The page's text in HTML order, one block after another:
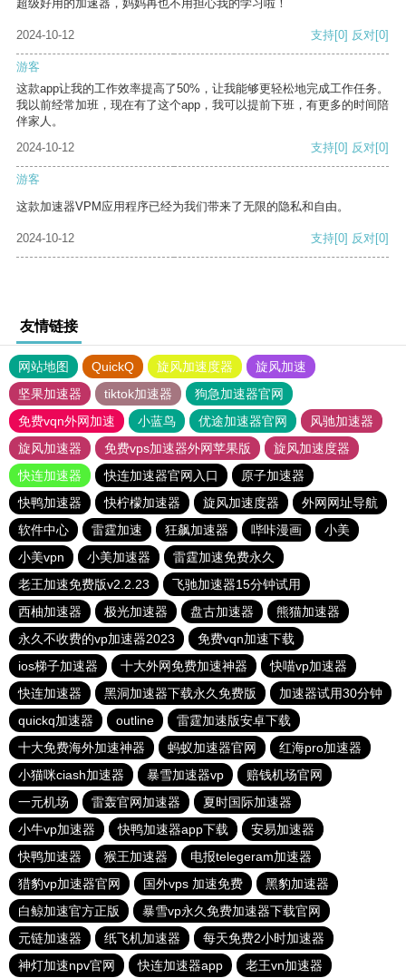
超级好用的加速器，妈妈再也不用担心我的学习啦！
2024-10-12 支持[0] 反对[0]
游客
这款app让我的工作效率提高了50%，让我能够更轻松地完成工作任务。
我以前经常加班，现在有了这个app，我可以提前下班，有更多的时间陪
伴家人。
2024-10-12
支持[0] 反对[0]
游客
这款加速器VPM应用程序已经为我们带来了无限的隐私和自由。
2024-10-12 支持[0] 反对[0]
友情链接
网站地图 QuickQ 旋风加速度器
旋风加速
坚果加速器
tiktok加速器
狗急加速器官网
免费vqn外网加速
小蓝鸟 优途加速器官网
风驰加速器
旋风加速器
免费vps加速器外网苹果版
旋风加速度器
快连加速器
快连加速器官网入口
原子加速器
快鸭加速器
快柠檬加速器 旋风加速度器
外网网址导航
软件中心
雷霆加速 狂飙加速器 哔咔漫画
小美
小美vpn
小美加速器
雷霆加速免费永久
老王加速免费版v2.2.23
飞驰加速器15分钟试用
西柚加速器
极光加速器 盘古加速器
熊猫加速器
永久不收费的vp加速器2023
免费vqn加速下载
ios梯子加速器
十大外网免费加速神器
快喵vp加速器
快连加速器
黑洞加速器下载永久免费版
加速器试用30分钟
quickq加速器
outline
雷霆加速版安卓下载
十大免费海外加速神器
蚂蚁加速器官网
红海pro加速器
小猫咪ciash加速器
暴雪加速器vp
赔钱机场官网
一元机场
雷轰官网加速器
夏时国际加速器
小牛vp加速器
快鸭加速器app下载
安易加速器
快鸭加速器
猴王加速器
电报telegeram加速器
猎豹vp加速器官网
国外vps 加速免费
黑豹加速器
白鲸加速官方正版
暴雪vp永久免费加速器下载官网
元链加速器
纸飞机加速器
每天免费2小时加速器
神灯加速npv官网
快连加速器app 老王vn加速器